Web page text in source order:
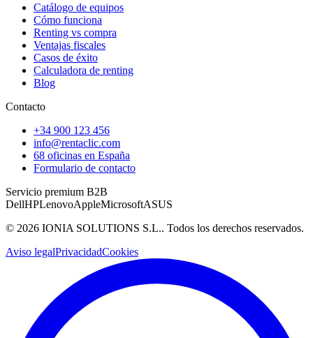
Catálogo de equipos
Cómo funciona
Renting vs compra
Ventajas fiscales
Casos de éxito
Calculadora de renting
Blog
Contacto
+34 900 123 456
info@rentaclic.com
68 oficinas en España
Formulario de contacto
Servicio premium B2B
DellHPLenovoAppleMicrosoftASUS
© 2026 IONIA SOLUTIONS S.L.. Todos los derechos reservados.
Aviso legalPrivacidadCookies